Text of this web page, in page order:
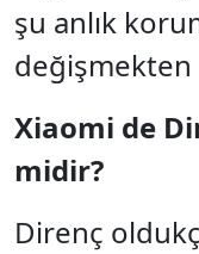
şu anlık
değişmekten
Xiaomi de
midir?
Direnç